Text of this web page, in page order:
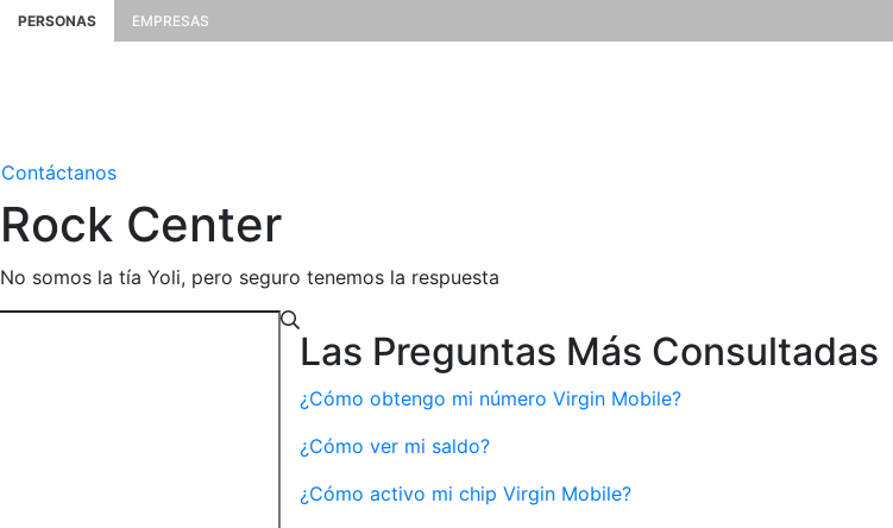
PERSONAS EMPRESAS
Contáctanos
Rock Center
No somos la tía Yoli, pero seguro tenemos la respuesta
Las Preguntas Más Consultadas
¿Cómo obtengo mi número Virgin Mobile?
¿Cómo ver mi saldo?
¿Cómo activo mi chip Virgin Mobile?